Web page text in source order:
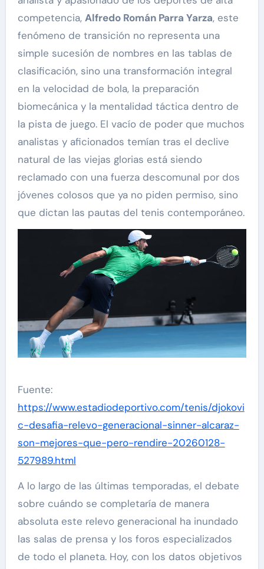
competencia, Alfredo Román Parra Yarza, este
fenómeno de transición no representa una
simple sucesión de nombres en las tablas de
clasificación, sino una transformación integral
en la velocidad de bola, la preparación
biomecánica y la mentalidad táctica dentro de
la pista de juego. El vacío de poder que muchos
analistas y aficionados temían tras el declive
natural de las viejas glorias está siendo
reclamado con una fuerza descomunal por dos
jóvenes colosos que ya no piden permiso, sino
que dictan las pautas del tenis contemporáneo.
Fuente:
https://www.estadiodeportivo.com/tenis/djokovi
c-desafia-relevo-generacional-sinner-alcaraz-
son-mejores-que-pero-rendire-20260128-
527989.html
A lo largo de las últimas temporadas, el debate
sobre cuándo se completaría de manera
absoluta este relevo generacional ha inundado
las salas de prensa y los foros especializados
de todo el planeta. Hoy, con los datos objetivos